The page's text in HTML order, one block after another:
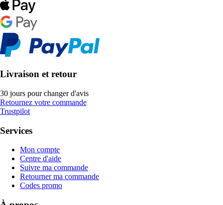
Livraison et retour
30 jours pour changer d'avis
Retournez votre commande
Trustpilot
Services
Mon compte
Centre d'aide
Suivre ma commande
Retourner ma commande
Codes promo